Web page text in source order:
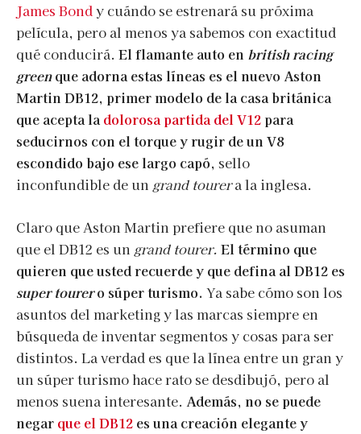
James Bondy cuándo se estrenará su próxima
película, pero al menos ya sabemos con exactitud
qué conducirá. El flamante auto en british racing
greenque adorna estas líneas es el nuevo Aston
Martin DB12, primer modelo de la casa británica
que acepta ladolorosa partida del V12 para
seducirnos con el torque y rugir de un V8
escondido bajo ese largo capó, sello
inconfundible de un grand tourera la inglesa.
Claro que Aston Martin prefiere que no asuman
que el DB12 es un grand tourer. El término que
quieren que usted recuerde y que defina al DB12 es
super tourero súper turismo. Ya sabe cómo son los
asuntos del marketing y las marcas siempre en
búsqueda de inventar segmentos y cosas para ser
distintos. La verdad es que la línea entre un gran y
un súper turismo hace rato se desdibujó, pero al
menos suena interesante. Además, no se puede
negar que el DB12 es una creación elegante y